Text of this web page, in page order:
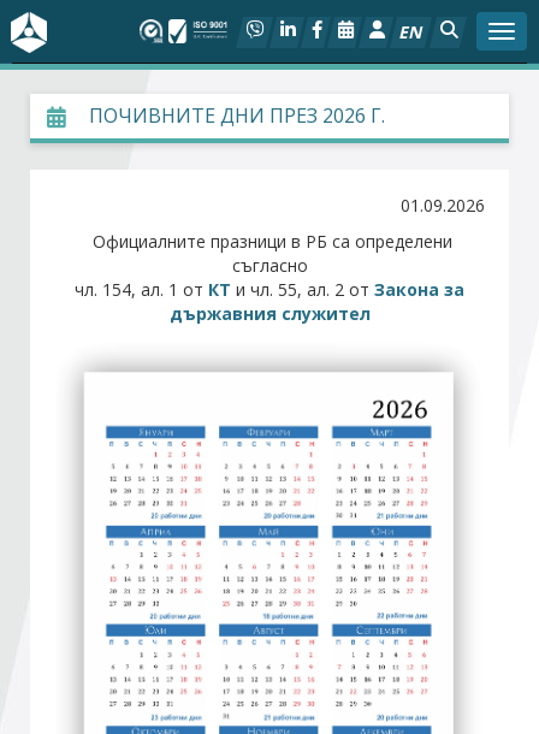
EN
За БСК
На фокус
Социален диалог
Проекти
Членове
Стани член
Абонирайте се!
ПОЧИВНИТЕ ДНИ ПРЕЗ 2026 Г.
01.09.2026
Официалните празници в РБ са определени
съгласно
чл. 154, ал. 1 от КТ и чл. 55, ал. 2 от Закона за
държавния служител